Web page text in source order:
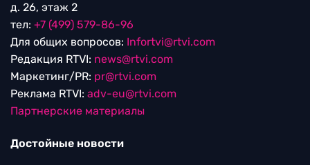
д. 26, этаж 2
тел: +7 (499) 579-86-96
Для общих вопросов: Infortvi@rtvi.com
Редакция RTVI: news@rtvi.com
Маркетинг/PR: pr@rtvi.com
Реклама RTVI: adv-eu@rtvi.com
Партнерские материалы
Достойные новости